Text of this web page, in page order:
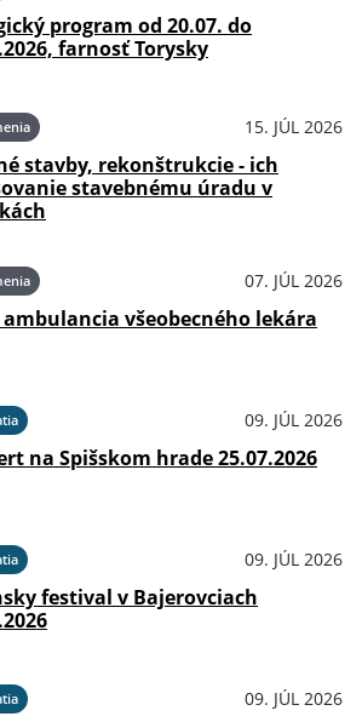
program od 20.07. do
farnosť Torysky
15. JÚL 2026
stavby, rekonštrukcie - ich
stavebnému úradu v
07. JÚL 2026
ambulancia všeobecného lekára
09. JÚL 2026
na Spišskom hrade 25.07.2026
09. JÚL 2026
festival v Bajerovciach
09. JÚL 2026